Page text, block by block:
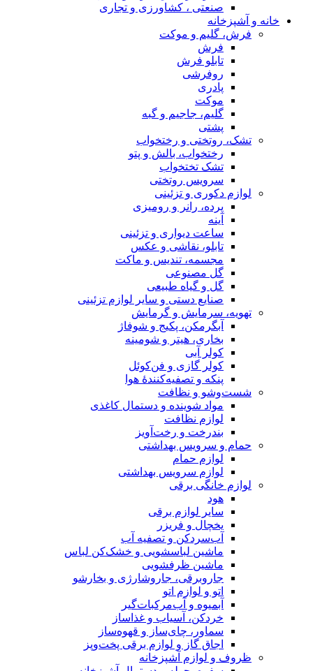
صنعتی ، کشاورزی و تجاری
خانه و آشپزخانه
فرش، گلیم و موکت
فرش
تابلو فرش
روفرشی
پادری
موکت
گلیم، جاجیم و گبه
پشتی
تشک، روتختی و رختخواب
رختخواب، بالش و پتو
تشک تختخواب
سرویس روتختی
لوازم دکوری و تزئینی
پرده، رانر و رومیزی
آینه
ساعت دیواری و تزئینی
تابلو، نقاشی و عکس
مجسمه، تندیس و ماکت
گل مصنوعی
گل و گیاه طبیعی
صنایع دستی و سایر لوازم تزئینی
تهویه، سرمایش و گرمایش
آبگرمکن، پکیج و شوفاژ
بخاری، هیتر و شومینه
کولر آبی
کولر گازی و فن‌کوئل
پنکه و تصفیه‌کنندهٔ هوا
شست‌وشو و نظافت
مواد شوینده و دستمال کاغذی
لوازم نظافت
بندرخت و رخت‌آویز
حمام و سرویس بهداشتی
لوازم حمام
لوازم سرویس بهداشتی
لوازم خانگی برقی
هود
سایر لوازم برقی
یخچال و فریزر
آب‌سردکن و تصفیه آب
ماشین لباسشویی و خشک‌کن لباس
ماشین ظرفشویی
جاروبرقی، جاروشارژی و بخارشو
اتو و لوازم اتو
آبمیوه و آب‌مرکبات‌گیر
خردکن، آسیاب و غذاساز
سماور، چای‌ساز و قهوه‌ساز
اجاق گاز و لوازم برقی پخت‌وپز
ظروف و لوازم آشپزخانه